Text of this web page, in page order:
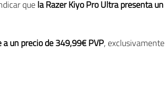
quela Razer Kiyo Pro Ultra presenta un
un precio de 349,99€ PVP, exclusivamente